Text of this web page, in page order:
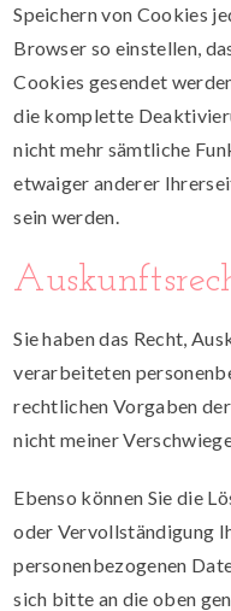
Speichern von Cookies
Browser so einstellen,
Cookies gesendet
die komplette
nicht mehr sämtliche
etwaiger anderer
sein werden.
Sie haben das Recht,
verarbeiteten
rechtlichen Vorgaben
nicht meiner
Ebenso können Sie die
oder Vervollständigung
personenbezogenen
sich bitte an die oben